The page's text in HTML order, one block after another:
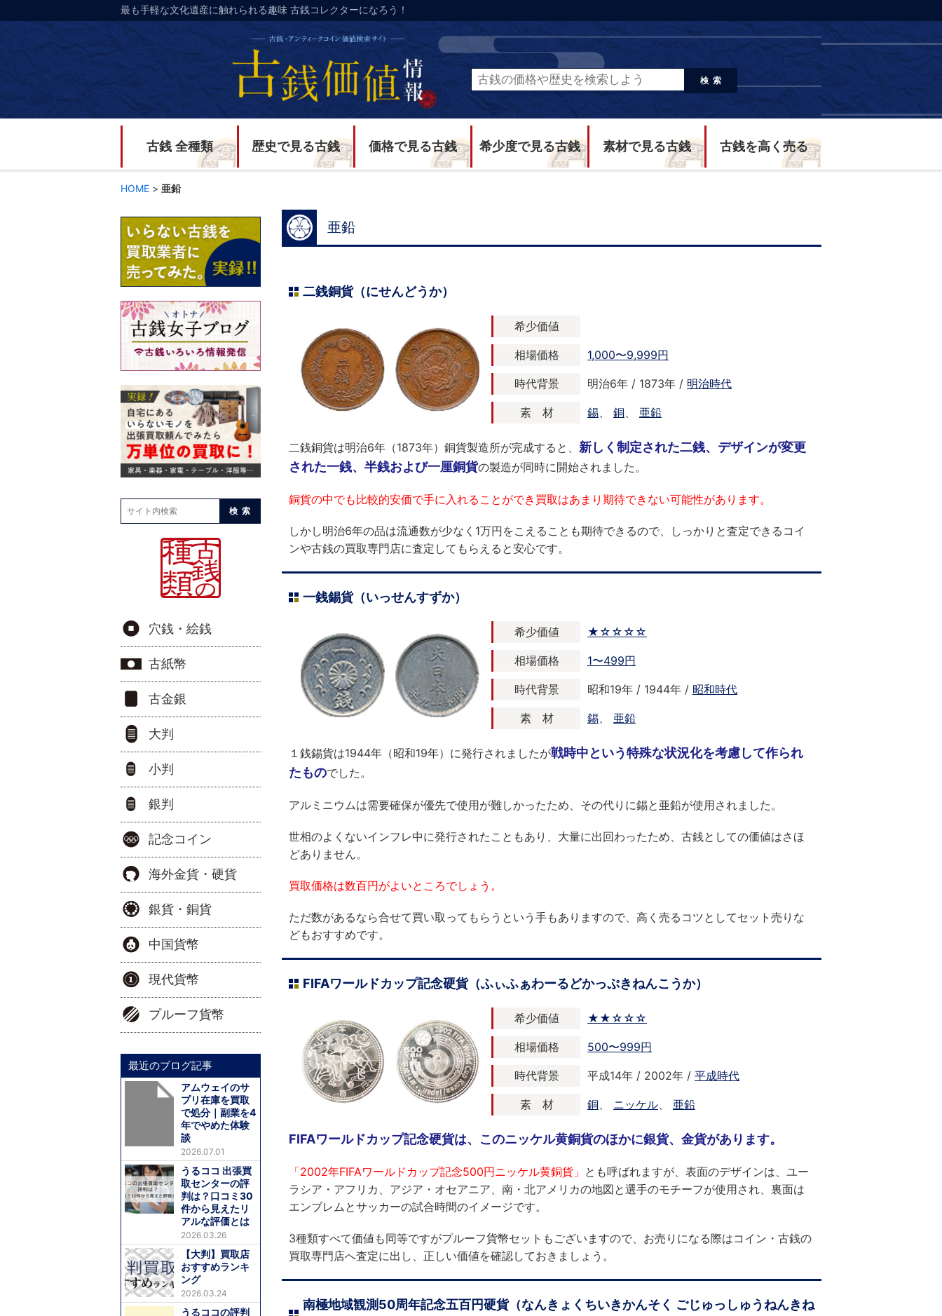
最も手軽な文化遺産に触れられる趣味 古銭コレクターになろう！
検索
古銭 全種類 歴史で見る古銭 価格で見る古銭 希少度で見る古銭 素材で見る古銭 古銭を高く売る
HOME > 亜鉛
亜鉛
二銭銅貨（にせんどうか）
希少価値
相場価格 1,000〜9,999円
時代背景 明治6年 / 1873年 / 明治時代
素 材 錫 銅 亜鉛
二銭銅貨は明治6年（1873年）銅貨製造所が完成すると、 新しく制定された二銭、デザインが変更
された一銭、半銭および一厘銅貨の製造が同時に開始されました。
銅貨の中でも比較的安価で手に入れることができ買取はあまり期待できない可能性があります。
しかし明治6年の品は流通数が少なく1万円をこえることも期待できるので、しっかりと査定できるコイ
ンや古銭の買取専門店に査定してもらえると安心です。
一銭錫貨（いっせんすずか）
希少価値 ★☆☆☆☆
相場価格 1〜499円
時代背景 昭和19年 / 1944年 / 昭和時代
素 材 錫 亜鉛
１銭錫貨は1944年（昭和19年）に発行されましたが戦時中という特殊な状況化を考慮して作られ
たものでした。
アルミニウムは需要確保が優先で使用が難しかったため、その代りに錫と亜鉛が使用されました。
世相のよくないインフレ中に発行されたこともあり、大量に出回わったため、古銭としての価値はさほ
どありません。
買取価格は数百円がよいところでしょう。
ただ数があるなら合せて買い取ってもらうという手もありますので、高く売るコツとしてセット売りな
どもおすすめです。
FIFAワールドカップ記念硬貨（ふぃふぁわーるどかっぷきねんこうか）
希少価値 ★★☆☆☆
相場価格 500〜999円
時代背景 平成14年 / 2002年 / 平成時代
素 材 銅 ニッケル 亜鉛
FIFAワールドカップ記念硬貨は、このニッケル黄銅貨のほかに銀貨、金貨があります。
「2002年FIFAワールドカップ記念500円ニッケル黄銅貨」 とも呼ばれますが、表面のデザインは、ユー
ラシア・アフリカ、アジア・オセアニア、南・北アメリカの地図と選手のモチーフが使用され、裏面は
エンブレムとサッカーの試合時間のイメージです。
3種類すべて価値も同等ですがプルーフ貨幣セットもございますので、お売りになる際はコイン・古銭の
買取専門店へ査定に出し、正しい価値を確認しておきましょう。
南極地域観測50周年記念五百円硬貨（なんきょくちいきかんそく ごじゅっしゅうねんきね
検索
穴銭・絵銭
古紙幣
古金銀
大判
小判
銀判
記念コイン
海外金貨・硬貨
銀貨・銅貨
中国貨幣
現代貨幣
プルーフ貨幣
最近のブログ記事
アムウェイのサ
プリ在庫を買取
で処分｜副業を4
年でやめた体験
談
2026.07.01
うるココ 出張買
取センターの評
判は？口コミ30
件から見えたリ
アルな評価とは
2026.03.26
【大判】買取店
おすすめランキ
ング
2026.03.24
うるココの評判